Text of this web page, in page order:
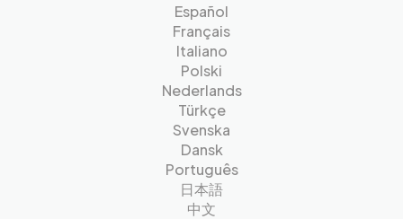
Español
Français
Italiano
Polski
Nederlands
Türkçe
Svenska
Dansk
Português
日本語
中文